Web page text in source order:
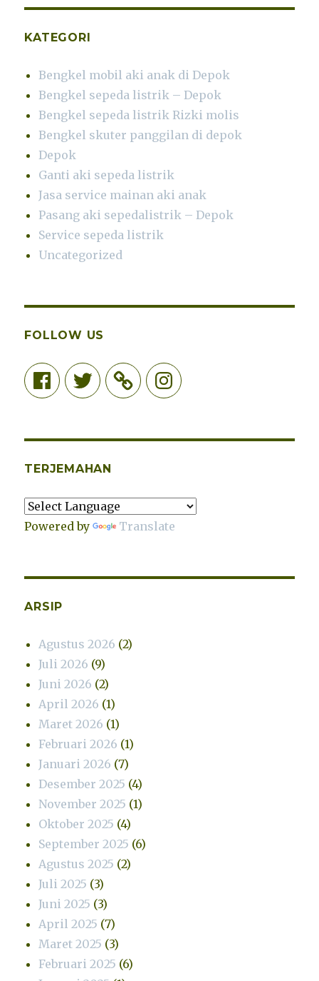
KATEGORI
Bengkel mobil aki anak di Depok
Bengkel sepeda listrik – Depok
Bengkel sepeda listrik Rizki molis
Bengkel skuter panggilan di depok
Depok
Ganti aki sepeda listrik
Jasa service mainan aki anak
Pasang aki sepedalistrik – Depok
Service sepeda listrik
Uncategorized
FOLLOW US
FacebookTwitter Instagram
TERJEMAHAN
Powered by Translate
ARSIP
Agustus 2026 (2)
Juli 2026 (9)
Juni 2026 (2)
April 2026 (1)
Maret 2026 (1)
Februari 2026 (1)
Januari 2026 (7)
Desember 2025 (4)
November 2025 (1)
Oktober 2025 (4)
September 2025 (6)
Agustus 2025 (2)
Juli 2025 (3)
Juni 2025 (3)
April 2025 (7)
Maret 2025 (3)
Februari 2025 (6)